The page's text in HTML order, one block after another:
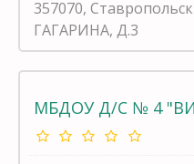
357070,
ГАГАРИНА, Д.3
МБДОУ Д/С № 4